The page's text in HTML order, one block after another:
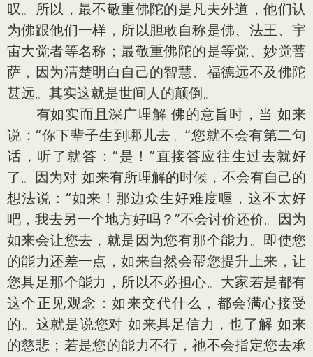
叹。所以，最不敬重佛陀的是凡夫外道，他们认
为佛跟他们一样，所以胆敢自称是佛、法王、宇
宙大觉者等名称；最敬重佛陀的是等觉、妙觉菩
萨，因为清楚明白自己的智慧、福德远不及佛陀
甚远。其实这就是世间人的颠倒。
有如实而且深广理解 佛的意旨时，当 如来
说：“你下辈子生到哪儿去。”您就不会有第二句
话，听了就答：“是！”直接答应往生过去就好
了。因为对 如来有所理解的时候，不会有自己的
想法说：“如来！那边众生好难度喔，这不太好
吧，我去另一个地方好吗？”不会讨价还价。因为
如来会让您去，就是因为您有那个能力。即使您
的能力还差一点，如来自然会帮您提升上来，让
您具足那个能力，所以不必担心。大家若是都有
这个正见观念：如来交代什么，都会满心接受
的。这就是说您对 如来具足信力，也了解 如来
的慈悲；若是您的能力不行，祂不会指定您去承